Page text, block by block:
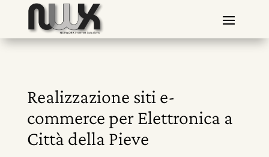
Realizzazione siti e-
commerce per Elettronica a
Città della Pieve